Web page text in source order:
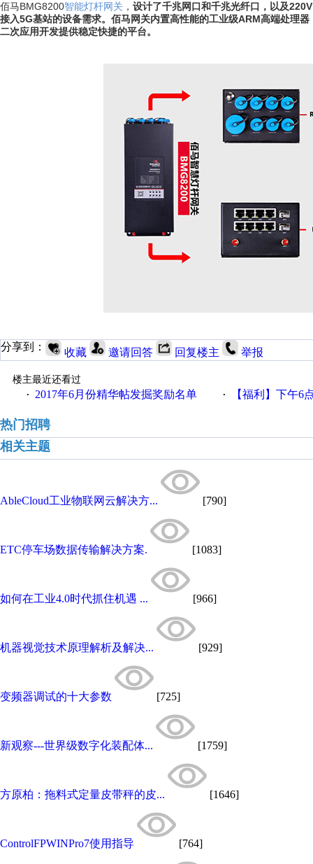
佰马BMG8200智能灯杆网关 ， 设计了千兆网口和千兆光纤口，以及
接入5G基站的设备需求。佰马网关内置高性能的工业级ARM高端处理
二次应用开发提供稳定快捷的平台。
分享到： 收藏 邀请回答 回复楼主 举报
楼主最近还看过
·
2017年6月份精华帖发掘奖励名单 · 【福利】下午6点论坛大
热门招聘
相关主题
AbleCloud工业物联网云解决方... [790]
ETC停车场数据传输解决方案. [1083]
如何在工业4.0时代抓住机遇 ... [966]
机器视觉技术原理解析及解决... [929]
变频器调试的十大参数 [725]
新观察---世界级数字化装配体... [1759]
方原柏：拖料式定量皮带秤的皮... [1646]
ControlFPWINPro7使用指导 [764]